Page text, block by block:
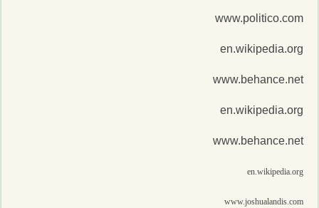
www.politico.com
en.wikipedia.org
www.behance.net
en.wikipedia.org
www.behance.net
en.wikipedia.org
www.joshualandis.com